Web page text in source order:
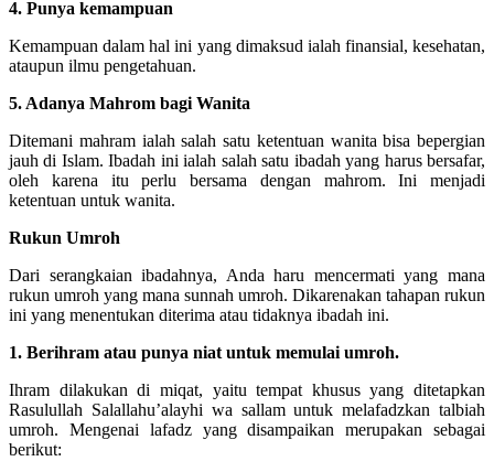
4. Punya kemampuan
Kemampuan dalam hal ini yang dimaksud ialah finansial, kesehatan,
ataupun ilmu pengetahuan.
5. Adanya Mahrom bagi Wanita
Ditemani mahram ialah salah satu ketentuan wanita bisa bepergian
jauh di Islam. Ibadah ini ialah salah satu ibadah yang harus bersafar,
oleh karena itu perlu bersama dengan mahrom. Ini menjadi
ketentuan untuk wanita.
Rukun Umroh
Dari serangkaian ibadahnya, Anda haru mencermati yang mana
rukun umroh yang mana sunnah umroh. Dikarenakan tahapan rukun
ini yang menentukan diterima atau tidaknya ibadah ini.
1. Berihram atau punya niat untuk memulai umroh.
Ihram dilakukan di miqat, yaitu tempat khusus yang ditetapkan
Rasulullah Salallahu’alayhi wa sallam untuk melafadzkan talbiah
umroh. Mengenai lafadz yang disampaikan merupakan sebagai
berikut: